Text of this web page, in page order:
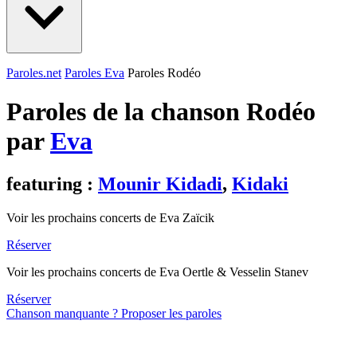
Paroles.net Paroles Eva Paroles Rodéo
Paroles de la chanson Rodéo
parEva
featuring : Mounir Kidadi, Kidaki
Voir les prochains concerts de Eva Zaïcik
Réserver
Voir les prochains concerts de Eva Oertle & Vesselin Stanev
Réserver
Chanson manquante ? Proposer les paroles